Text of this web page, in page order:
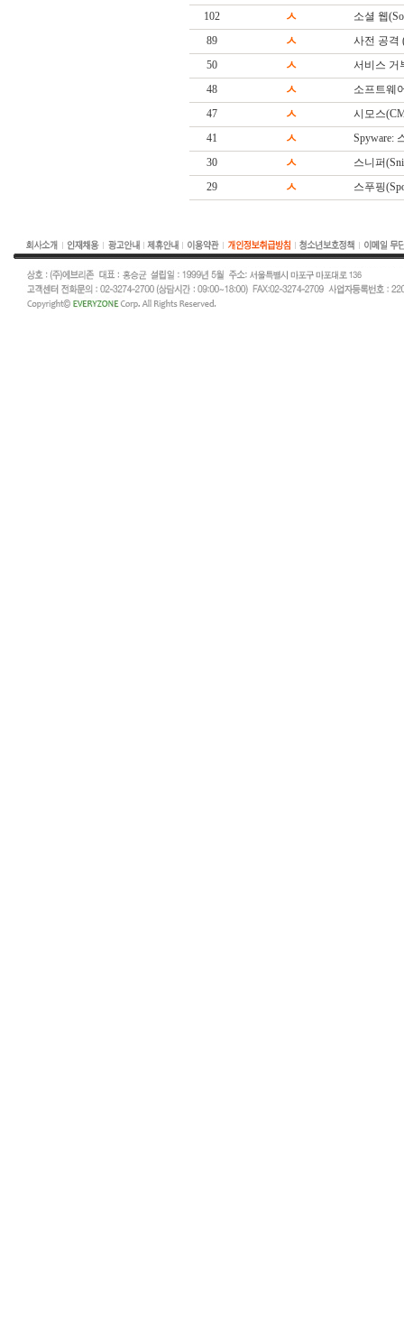
102
ㅅ
소셜 웹
89
ㅅ
사전 공격
50
ㅅ
서비스 거
48
ㅅ
소프트웨
47
ㅅ
시모스
41
ㅅ
Spyware:
30
ㅅ
스니퍼
29
ㅅ 스푸핑